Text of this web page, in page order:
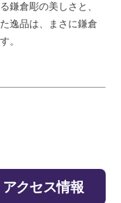
鎌倉彫の美しさと、
逸品は、まさに鎌倉
。
クセス情報